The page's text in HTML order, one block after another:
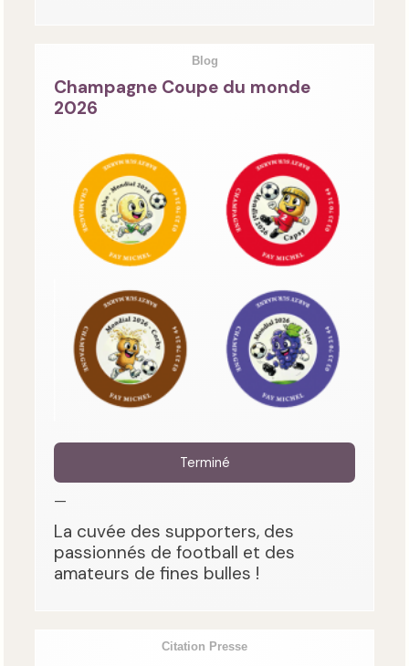
Blog
Champagne Coupe du monde
2026
Terminé
—
La cuvée des supporters, des
passionnés de football et des
amateurs de fines bulles !
Citation Presse